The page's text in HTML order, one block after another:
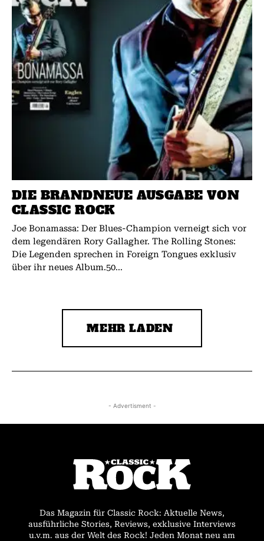
DIE BRANDNEUE AUSGABE VON
CLASSIC ROCK
Joe Bonamassa: Der Blues-Champion verneigt sich vor
dem legendären Rory Gallagher. The Rolling Stones:
Die Legenden sprechen in Foreign Tongues exklusiv
über ihr neues Album.50...
MEHR LADEN
- Advertisment -
Das Magazin für Classic Rock: Aktuelle News,
ausführliche Stories, Reviews, exklusive Interviews
u.v.m. aus der Welt des Rock! Jeden Monat neu am